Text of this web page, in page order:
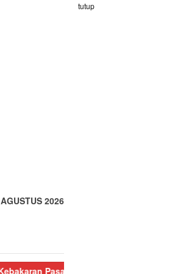
tutup
2026
Nauli Kurang dari 24 Jam, Polisi